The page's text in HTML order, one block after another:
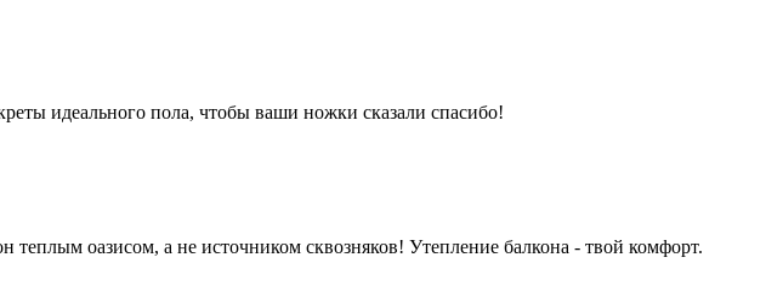
идеального пола, чтобы ваши ножки сказали спасибо!
оазисом, а не источником сквозняков! Утепление балкона - твой комфорт.